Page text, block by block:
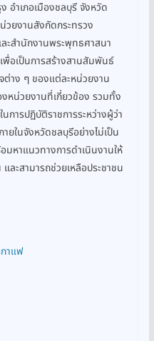
อำเภอเมืองชลบุรี จังหวัด
ยงานสังกัดกระทรวง
สำนักงานพระพุทธศาสนา
พื่อเป็นการสร้างสานสัมพันธ์
ต่าง ๆ ของแต่ละหน่วยงาน
หน่วยงานที่เกี่ยวข้อง รวมทั้ง
การปฏิบัติราชการระหว่างผู้ว่า
ยในจังหวัดชลบุรีอย่างไม่เป็น
หาแนวทางการดำเนินงานให้
ละสามารถช่วยเหลือประชาชน
าแฟ